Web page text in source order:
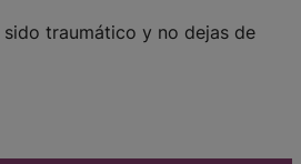
traumático y no dejas de